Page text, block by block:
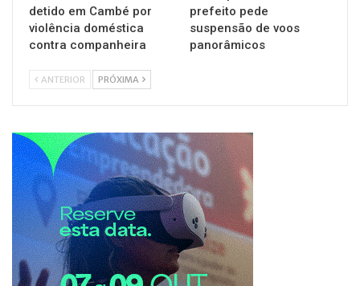
detido em Cambé por
violência doméstica
contra companheira
prefeito pede
suspensão de voos
panorâmicos
ANTERIOR PRÓXIMA